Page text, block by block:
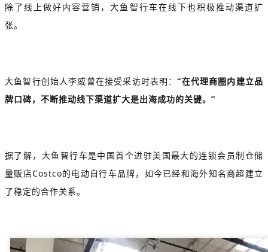
除了线上做好内容营销，大鱼智行车在线下也积极推动渠道扩
张。
大鱼智行创始人李威曾在接受采访时表明：“在代理商圈内建立品
牌口碑，不断推动线下渠道扩大是出海成功的关键。”
据了解，大鱼智行车是中国首个进驻美国最大的连锁会员制仓储
量贩店Costco的电动自行车品牌，如今已经和海外知名商超建立
了稳定的合作关系。